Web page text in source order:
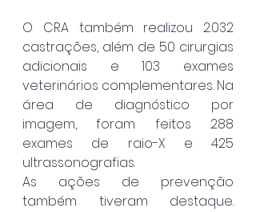
O CRA também realizou 2.032
castrações, além de 50 cirurgias
adicionais e 103 exames
veterinários complementares. Na
área de diagnóstico por
imagem, foram feitos 288
exames de raio-X e 425
ultrassonografias.
As ações de prevenção
também tiveram destaque.